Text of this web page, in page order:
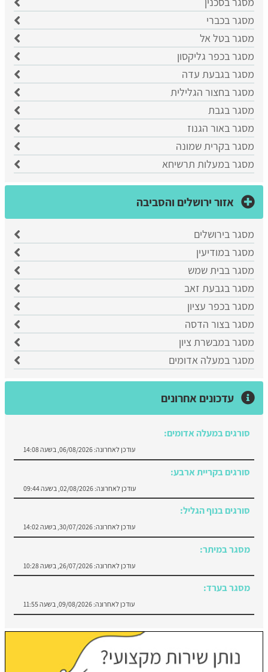
מסגר בכברי
מסגר בטל אל
מסגר בכפר גליקסון
מסגר בגבעת עדה
מסגר בחצור הגלילית
מסגר בגבת
מסגר באור הגנוז
מסגר בקרית שמונה
מסגר במעלות תרשיחא
אזור ירושלים והסביבה
מסגר בירושלים
מסגר במודיעין
מסגר בבית שמש
מסגר בגבעת זאב
מסגר בכפר עציון
מסגר בצור הדסה
מסגר במבשרת ציון
מסגר במעלה אדומים
עדכונים אחרונים
סורגים בקריית ארבע:
סורגים בנוף הגליל:
מסגר במיתר:
מסגר בערד: